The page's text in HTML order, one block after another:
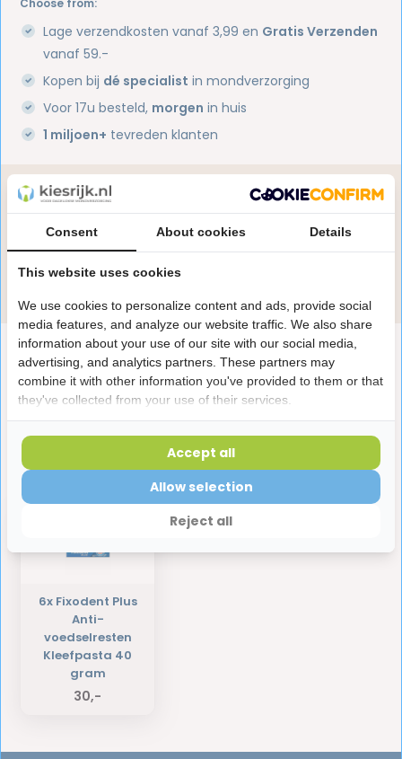
Lage verzendkosten vanaf 3,99 en Gratis Verzenden
vanaf 59.-
Kopen bij dé specialist in mondverzorging
Voor 17u besteld, morgen in huis
1 miljoen+ tevreden klanten
Productomschrijving
Reviews
Heb je een vraag over dit product?
in de chat of stuur een e-mail.
Stuur e-mail
Laatst bekeken producten
6x Fixodent Plus
Anti-
voedselresten
Kleefpasta 40
gram
30,-
Consent About cookies Details
This website uses cookies
We use cookies to personalize content and ads, provide social
media features, and analyze our website traffic. We also share
information about your use of our site with our social media,
advertising, and analytics partners. These partners may
combine it with other information you've provided to them or that
they've collected from your use of their services.
Reject all
Allow selection
Accept all